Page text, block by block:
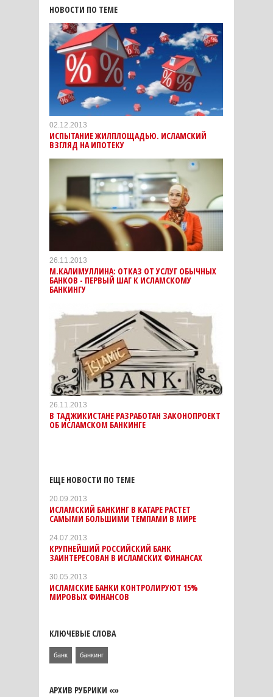
НОВОСТИ ПО ТЕМЕ
02.12.2013
ИСПЫТАНИЕ ЖИЛПЛОЩАДЬЮ. ИСЛАМСКИЙ
ВЗГЛЯД НА ИПОТЕКУ
26.11.2013
М.КАЛИМУЛЛИНА: ОТКАЗ ОТ УСЛУГ ОБЫЧНЫХ
БАНКОВ - ПЕРВЫЙ ШАГ К ИСЛАМСКОМУ
БАНКИНГУ
26.11.2013
В ТАДЖИКИСТАНЕ РАЗРАБОТАН ЗАКОНОПРОЕКТ
ОБ ИСЛАМСКОМ БАНКИНГЕ
ЕЩЕ НОВОСТИ ПО ТЕМЕ
20.09.2013
ИСЛАМСКИЙ БАНКИНГ В КАТАРЕ РАСТЕТ
САМЫМИ БОЛЬШИМИ ТЕМПАМИ В МИРЕ
24.07.2013
КРУПНЕЙШИЙ РОССИЙСКИЙ БАНК
ЗАИНТЕРЕСОВАН В ИСЛАМСКИХ ФИНАНСАХ
30.05.2013
ИСЛАМСКИЕ БАНКИ КОНТРОЛИРУЮТ 15%
МИРОВЫХ ФИНАНСОВ
КЛЮЧЕВЫЕ СЛОВА
банк банкинг
АРХИВ РУБРИКИ «»